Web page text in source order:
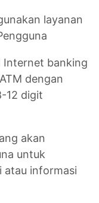
layanan
Internet banking
dengan
12 digit
akan
untuk
atau informasi